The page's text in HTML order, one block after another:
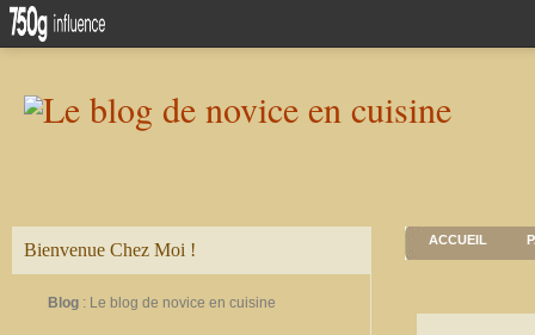
Bienvenue Chez Moi !
Blog : Le blog de novice en cuisine
ACCUEIL